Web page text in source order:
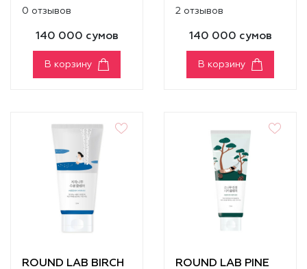
0 отзывов
140 000 сумов
В корзину
2 отзывов
140 000 сумов
В корзину
ROUND LAB BIRCH ROUND LAB PINE